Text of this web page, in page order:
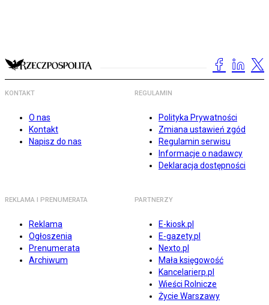
KONTAKT
O nas
Kontakt
Napisz do nas
REGULAMIN
Polityka Prywatności
Zmiana ustawień zgód
Regulamin serwisu
Informacje o nadawcy
Deklaracja dostępności
REKLAMA I PRENUMERATA
Reklama
Ogłoszenia
Prenumerata
Archiwum
PARTNERZY
E-kiosk.pl
E-gazety.pl
Nexto.pl
Mała księgowość
Kancelarierp.pl
Wieści Rolnicze
Życie Warszawy